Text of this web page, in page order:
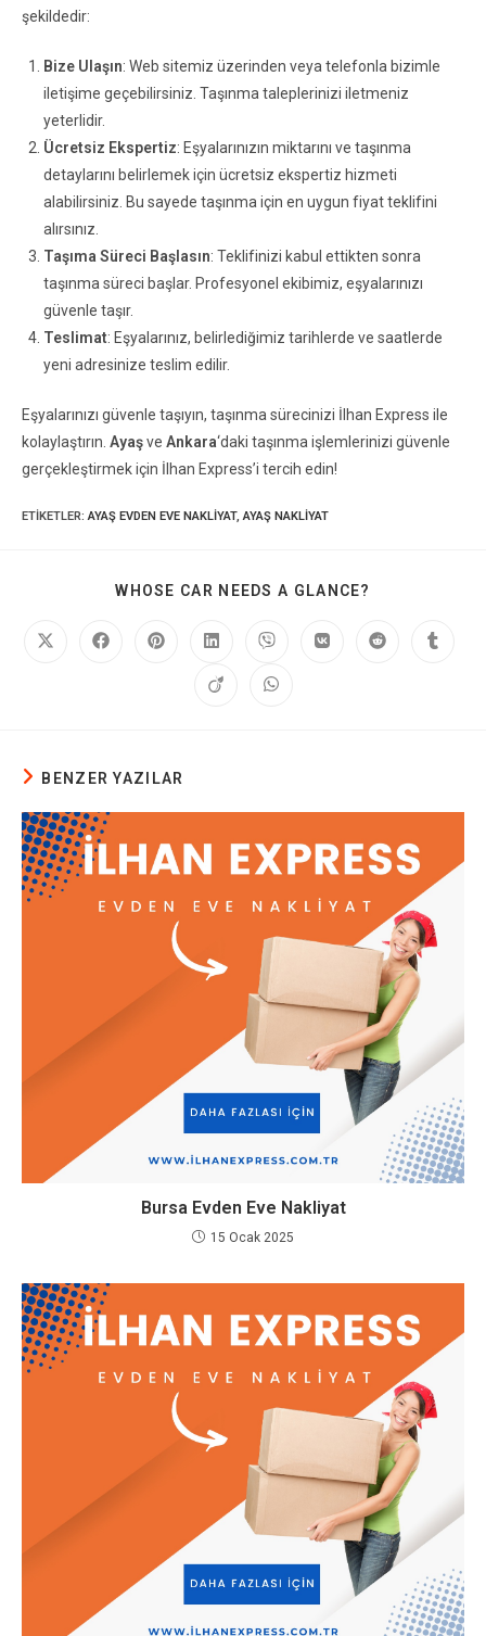
şekildedir:
Bize Ulaşın: Web sitemiz üzerinden veya telefonla bizimle
iletişime geçebilirsiniz. Taşınma taleplerinizi iletmeniz
yeterlidir.
Ücretsiz Ekspertiz: Eşyalarınızın miktarını ve taşınma
detaylarını belirlemek için ücretsiz ekspertiz hizmeti
alabilirsiniz. Bu sayede taşınma için en uygun fiyat teklifini
alırsınız.
Taşıma Süreci Başlasın: Teklifinizi kabul ettikten sonra
taşınma süreci başlar. Profesyonel ekibimiz, eşyalarınızı
güvenle taşır.
Teslimat: Eşyalarınız, belirlediğimiz tarihlerde ve saatlerde
yeni adresinize teslim edilir.
Eşyalarınızı güvenle taşıyın, taşınma sürecinizi İlhan Express ile
kolaylaştırın. Ayaşve Ankara‘daki taşınma işlemlerinizi güvenle
gerçekleştirmek için İlhan Express’i tercih edin!
ETIKETLER:AYAŞ EVDEN EVE NAKLIYAT, AYAŞ NAKLIYAT
WHOSE CAR NEEDS A GLANCE?
BENZER YAZILAR
Bursa Evden Eve Nakliyat
15 Ocak 2025